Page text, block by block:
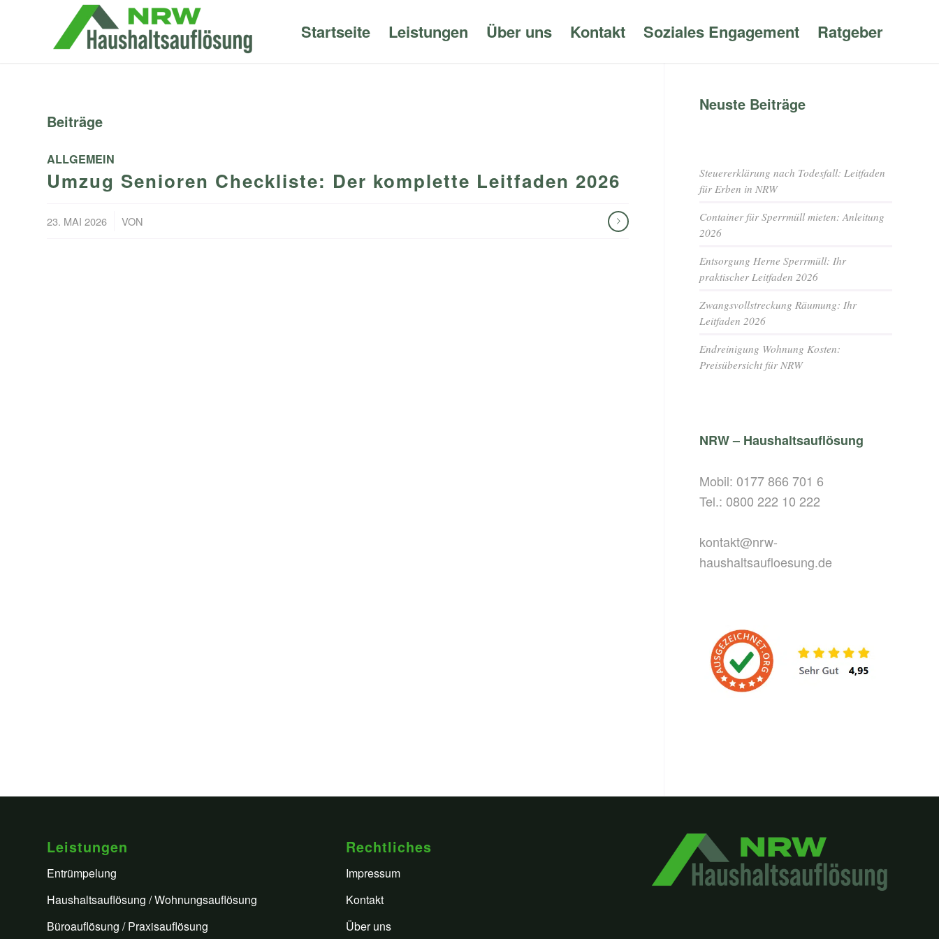
Startseite Leistungen Über uns Kontakt Soziales Engagement Ratgeber
Beiträge
ALLGEMEIN
Umzug Senioren Checkliste: Der komplette Leitfaden 2026
23. MAI 2026 VON
Neuste Beiträge
Steuererklärung nach Todesfall: Leitfaden
für Erben in NRW
Container für Sperrmüll mieten: Anleitung
2026
Entsorgung Herne Sperrmüll: Ihr
praktischer Leitfaden 2026
Zwangsvollstreckung Räumung: Ihr
Leitfaden 2026
Endreinigung Wohnung Kosten:
Preisübersicht für NRW
NRW – Haushaltsauflösung
Mobil: 0177 866 701 6
Tel.: 0800 222 10 222
kontakt@nrw-
haushaltsaufloesung.de
Leistungen
Entrümpelung
Haushaltsauflösung / Wohnungsauflösung
Büroauflösung / Praxisauflösung
Rechtliches
Impressum
Kontakt
Über uns